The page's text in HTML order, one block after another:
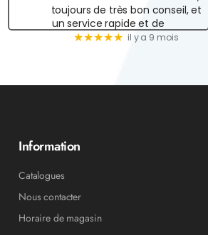
toujours de très bon conseil, et
un service rapide et de
★★★★★ il y a 9 mois
Information
Catalogues
Nous contacter
Horaire de magasin